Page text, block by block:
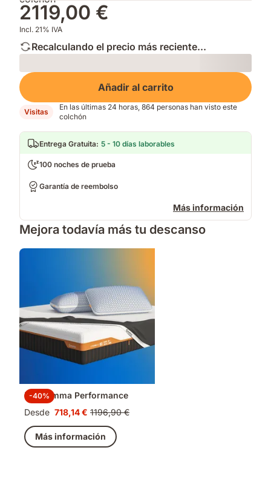
2119,00 €
Incl. 21% IVA
Recalculando el precio más reciente...
Loading
Añadir al carrito
Visitas
En las últimas 24 horas, 864 personas han visto este
colchón
Entrega Gratuita: 5 - 10 días laborables
100 noches de prueba
Garantía de reembolso
Más información
Mejora todavía más tu descanso
-40%
Pack Emma Performance
Desde Precio
718,14 €
718,14 € Precio
original
1196,90 €
1196,90 €
Más información